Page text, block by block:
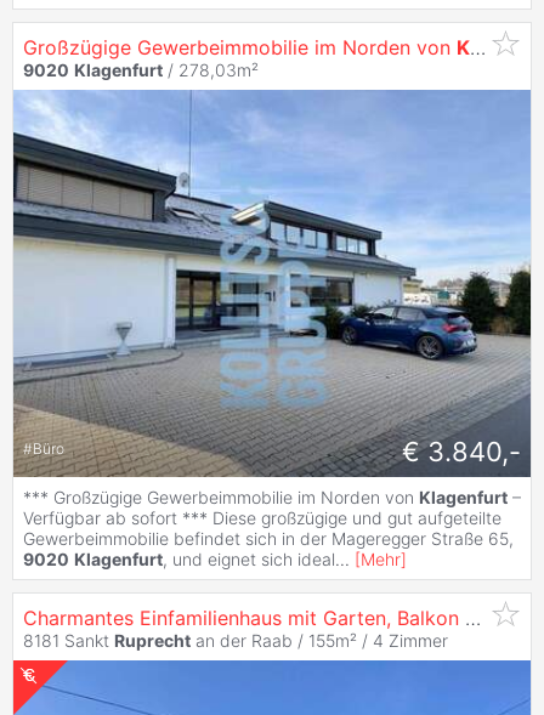
Großzügige Gewerbeimmobilie im Norden von Klagenfurt
9020 Klagenfurt / 278,03m²
#Büro € 3.840,-
*** Großzügige Gewerbeimmobilie im Norden von Klagenfurt –
Verfügbar ab sofort *** Diese großzügige und gut aufgeteilte
Gewerbeimmobilie befindet sich in der Mageregger Straße 65,
9020 Klagenfurt, und eignet sich ideal... [Mehr]
Charmantes Einfamilienhaus mit Garten, Balkon & Garage in
8181 Sankt Ruprecht an der Raab / 155m² / 4 Zimmer